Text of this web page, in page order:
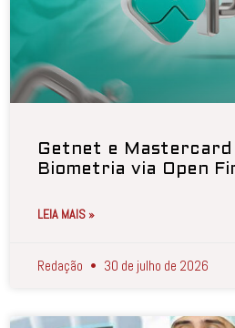
Getnet e Mastercard
Biometria via Open
LEIA MAIS »
Redação 30 de julho de 2026